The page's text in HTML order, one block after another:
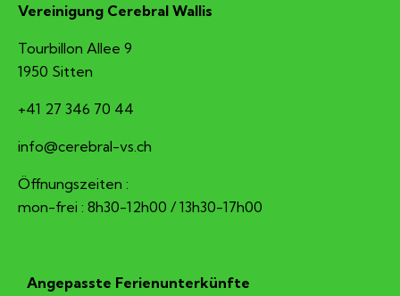
Vereinigung Cerebral Wallis
Tourbillon Allee 9
1950 Sitten
+41 27 346 70 44
hc.sv-larberec@ofni
Öffnungszeiten :
mon-frei : 8h30-12h00 / 13h30-17h00
Angepasste Ferienunterkünfte